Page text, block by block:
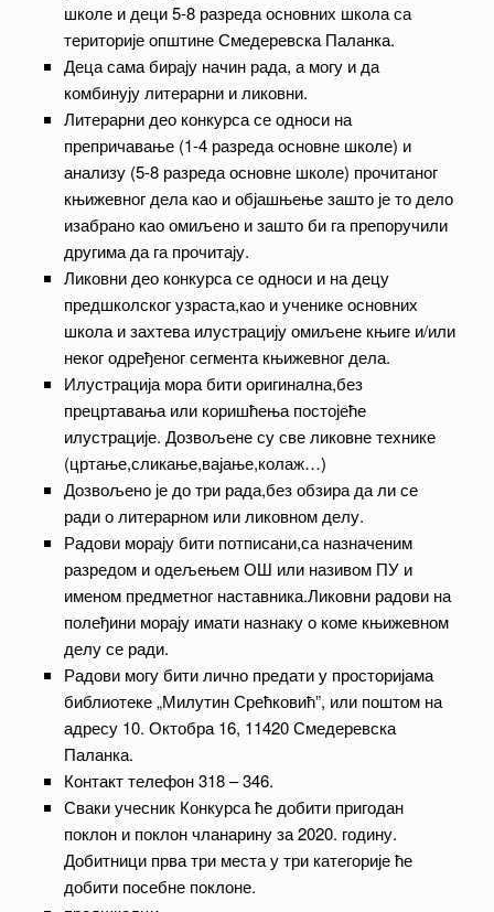
школе и деци 5-8 разреда основних школа са
територије општине Смедеревска Паланка.
Деца сама бирају начин рада, а могу и да
комбинују литерарни и ликовни.
Литерарни део конкурса се односи на
препричавање (1-4 разреда основне школе) и
анализу (5-8 разреда основне школе) прочитаног
књижевног дела као и објашњење зашто је то дело
изабрано као омиљено и зашто би га препоручили
другима да га прочитају.
Ликовни део конкурса се односи и на децу
предшколског узраста,као и ученике основних
школа и захтева илустрацију омиљене књиге и/или
неког одређеног сегмента књижевног дела.
Илустрација мора бити оригинална,без
прецртавања или коришћења постојеће
илустрације. Дозвољене су све ликовне технике
(цртање,сликање,вајање,колаж…)
Дозвољено је до три рада,без обзира да ли се
ради о литерарном или ликовном делу.
Радови морају бити потписани,са назначеним
разредом и одељењем ОШ или називом ПУ и
именом предметног наставника.Ликовни радови на
полеђини морају имати назнаку о коме књижевном
делу се ради.
Радови могу бити лично предати у просторијама
библиотеке „Милутин Срећковић”, или поштом на
адресу 10. Октобра 16, 11420 Смедеревска
Паланка.
Контакт телефон 318 – 346.
Сваки учесник Конкурса ће добити пригодан
поклон и поклон чланарину за 2020. годину.
Добитници прва три места у три категорије ће
добити посебне поклоне.